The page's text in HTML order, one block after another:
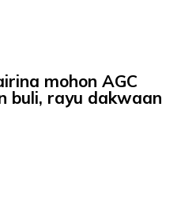
mohon AGC
buli, rayu dakwaan